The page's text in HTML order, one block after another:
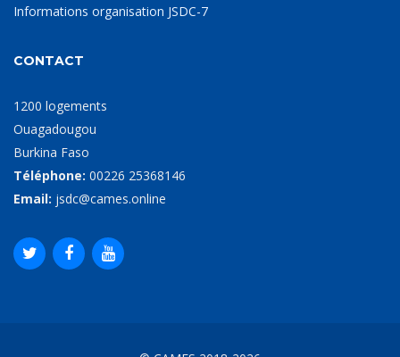
Informations organisation JSDC-7
CONTACT
1200 logements
Ouagadougou
Burkina Faso
Téléphone: 00226 25368146
Email: jsdc@cames.online